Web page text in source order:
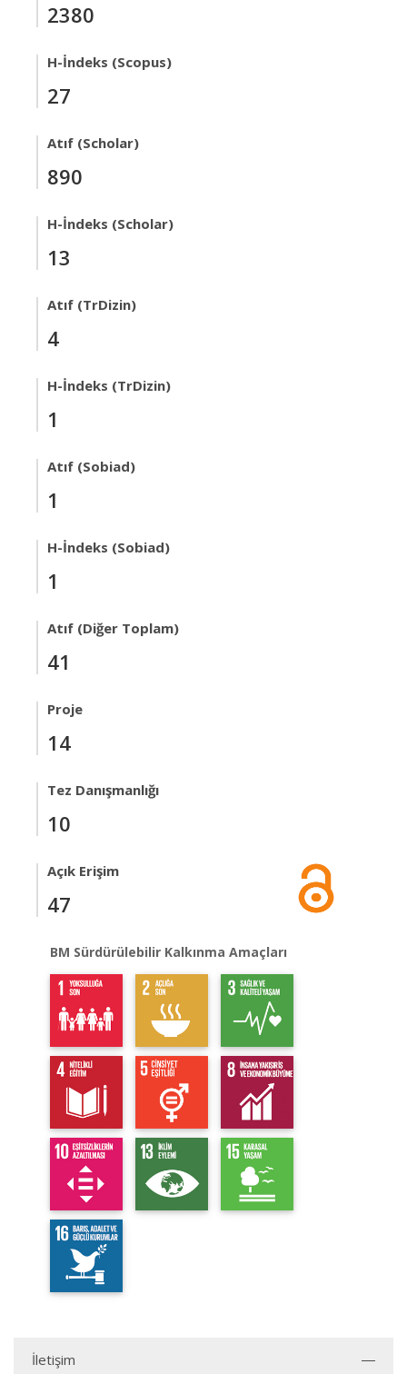
2380
H-İndeks (Scopus)
27
Atıf (Scholar)
890
H-İndeks (Scholar)
13
Atıf (TrDizin)
4
H-İndeks (TrDizin)
1
Atıf (Sobiad)
1
H-İndeks (Sobiad)
1
Atıf (Diğer Toplam)
41
Proje
14
Tez Danışmanlığı
10
Açık Erişim
47
BM Sürdürülebilir Kalkınma Amaçları
İletişim